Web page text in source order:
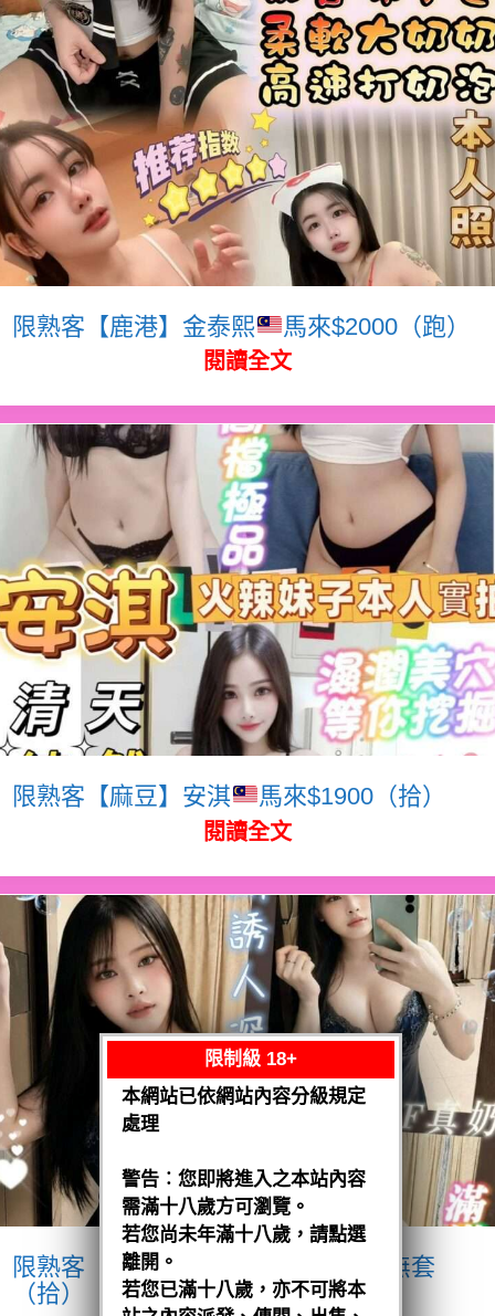
限熟客【鹿港】金泰熙 馬來$2000（跑）
閱讀全文
限熟客【麻豆】安淇 馬來$1900（拾）
閱讀全文
限熟客【麻豆】奶妹
馬來$1900 .無套
（拾）
限制級 18+
本網站已依網站內容分級規定
處理
警告︰您即將進入之本站內容
需滿十八歲方可瀏覽。
若您尚未年滿十八歲，請點選
離開。
若您已滿十八歲，亦不可將本